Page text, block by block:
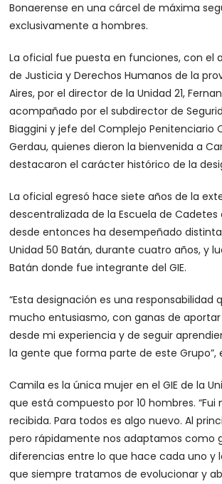
Bonaerense en una cárcel de máxima
exclusivamente a hombres.
La oficial fue puesta en funciones, con el
de Justicia y Derechos Humanos de la
Aires, por el director de la Unidad 21,
acompañado por el subdirector de
Biaggini y jefe del Complejo Penitenciario
Gerdau, quienes dieron la bienvenida a
destacaron el carácter histórico de la
La oficial egresó hace siete años de la
descentralizada de la Escuela de Cadetes
desde entonces ha desempeñado
Unidad 50 Batán, durante cuatro años, y
Batán donde fue integrante del GIE.
“Esta designación es una
mucho entusiasmo, con ganas de
desde mi experiencia y de seguir
la gente que forma parte de este Grupo”,
Camila es la única mujer en el GIE de la
que está compuesto por 10 hombres. “Fui
recibida. Para todos es algo nuevo. Al
pero rápidamente nos adaptamos como
diferencias entre lo que hace cada uno y
que siempre tratamos de evolucionar y